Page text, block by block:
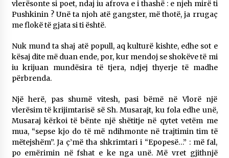
12/09/2025
Gazeta Kallarati nr. 114
vlerësonte si poet, ndaj iu afrova e i thashë : e njeh mirë ti
Pushkinin ? Unë ta njoh atë gangster, më thotë, ja rrugaç
me flokë të gjata si ti është.
Nuk mund ta shaj atë popull, aq kulturë kishte, edhe sot e
kësaj dite më duan ende, por, kur mendoj se shokëve të mi
iu krijuan mundësira të tjera, ndjej thyerje të madhe
përbrenda.
Një herë, pas shumë vitesh, pasi bëmë në Vlorë një
vlerësim të krijimtarisë së Sh. Musarajt, ku fola edhe unë,
Musaraj kërkoi të bënte një shëtitje në qytet vetëm me
mua, “sepse kjo do të më ndihmonte në trajtimin tim të
mëtejshëm”. Ja ç’më tha shkrimtari i “Epopesë…” : më fal,
po emërimin në fshat e ke nga unë. Më vret gjithnjë